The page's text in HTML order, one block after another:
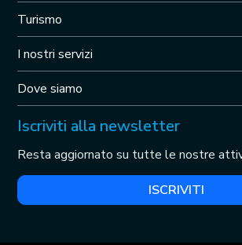
Turismo
I nostri servizi
Dove siamo
Iscriviti alla newsletter
Resta aggiornato su tutte le nostre
ISCRIVITI